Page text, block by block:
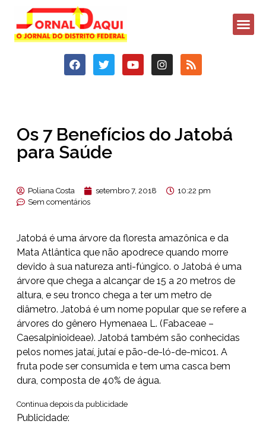
Os 7 Benefícios do Jatobá
para Saúde
Poliana Costa setembro 7, 2018
10:22 pm
Sem comentários
Jatobá é uma árvore da floresta amazônica e da
Mata Atlântica que não apodrece quando morre
devido à sua natureza anti-fúngico. o Jatobá é uma
árvore que chega a alcançar de 15 a 20 metros de
altura, e seu tronco chega a ter um metro de
diâmetro. Jatobá é um nome popular que se refere a
árvores do gênero Hymenaea L. (Fabaceae –
Caesalpinioideae). Jatobá também são conhecidas
pelos nomes jataí, jutaí e pão-de-ló-de-mico1. A
fruta pode ser consumida e tem uma casca bem
dura, composta de 40% de água.
Continua depois da publicidade
Publicidade: